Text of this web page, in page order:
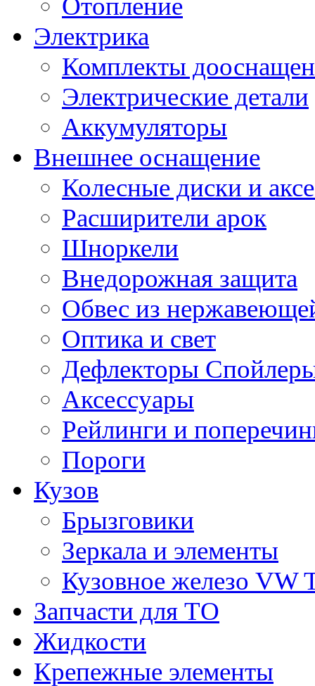
Отопление
Электрика
Комплекты
Электрические детали
Аккумуляторы
Внешнее оснащение
Колесные диски и
Расширители арок
Шноркели
Внедорожная защита
Обвес из
Оптика и свет
Дефлекторы
Аксессуары
Рейлинги и
Пороги
Кузов
Брызговики
Зеркала и элементы
Кузовное железо VW
Запчасти для ТО
Жидкости
Крепежные элементы